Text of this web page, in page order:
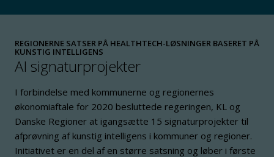
REGIONERNE SATSER PÅ HEALTHTECH-LØSNINGER BASERET PÅ
KUNSTIG INTELLIGENS
AI signaturprojekter
I forbindelse med kommunerne og regionernes
økonomiaftale for 2020 besluttede regeringen, KL og
Danske Regioner at igangsætte 15 signaturprojekter til
afprøvning af kunstig intelligens i kommuner og regioner.
Initiativet er en del af en større satsning og løber i første